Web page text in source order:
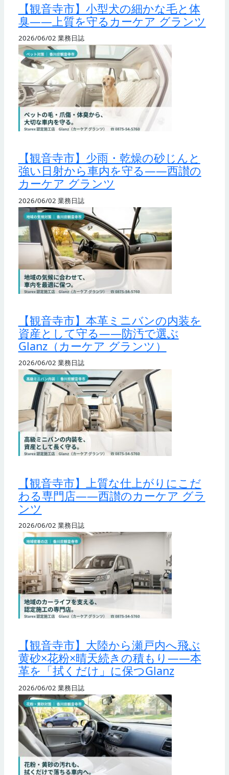
【観音寺市】小型犬の細かな毛と体
臭——上質を守るカーケア グランツ
2026/06/02 業務日誌
【観音寺市】少雨・乾燥の砂じんと
強い日射から車内を守る——西讃の
カーケア グランツ
2026/06/02 業務日誌
【観音寺市】本革ミニバンの内装を
資産として守る——防汚で選ぶ
Glanz（カーケア グランツ）
2026/06/02 業務日誌
【観音寺市】上質な仕上がりにこだ
わる専門店——西讃のカーケア グラ
ンツ
2026/06/02 業務日誌
【観音寺市】大陸から瀬戸内へ飛ぶ
黄砂×花粉×晴天続きの積もり——本
革を「拭くだけ」に保つGlanz
2026/06/02 業務日誌